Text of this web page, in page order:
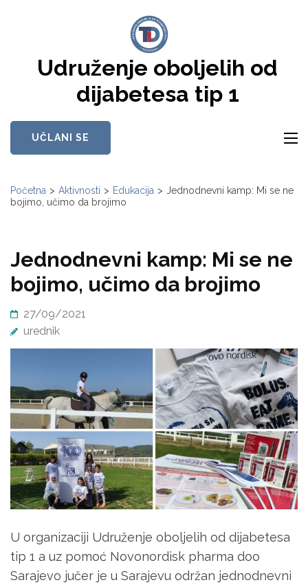
Udruženje oboljelih od
dijabetesa tip 1
UČLANI SE
Početna > Aktivnosti > Edukacija > Jednodnevni kamp: Mi se ne
bojimo, učimo da brojimo
Jednodnevni kamp: Mi se ne
bojimo, učimo da brojimo
27/09/2021
urednik
U organizaciji Udruženje oboljelih od dijabetesa
tip 1 a uz pomoć Novonordisk pharma doo
Sarajevo jučer je u Sarajevu održan jednodnevni